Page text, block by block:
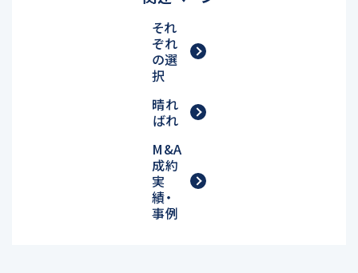
それ
ぞれ
の選
択
晴れ
ばれ
M&A
成約
実
績・
事例